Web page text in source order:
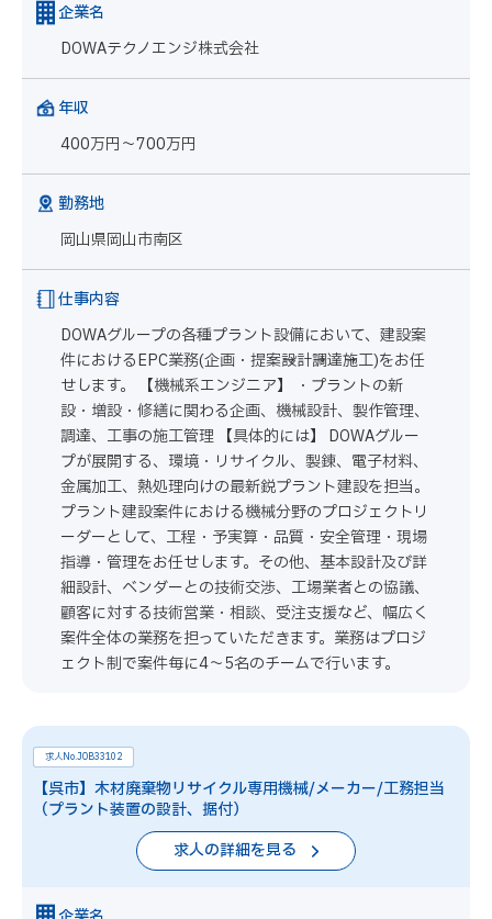
企業名
DOWAテクノエンジ株式会社
年収
400万円～700万円
勤務地
岡山県岡山市南区
仕事内容
DOWAグループの各種プラント設備において、建設案
件におけるEPC業務(企画・提案→設計→調達→施工)をお任
せします。 【機械系エンジニア】 ・プラントの新
設・増設・修繕に関わる企画、機械設計、製作管理、
調達、工事の施工管理 【具体的には】 DOWAグルー
プが展開する、環境・リサイクル、製錬、電子材料、
金属加工、熱処理向けの最新鋭プラント建設を担当。
プラント建設案件における機械分野のプロジェクトリ
ーダーとして、工程・予実算・品質・安全管理・現場
指導・管理をお任せします。その他、基本設計及び詳
細設計、ベンダーとの技術交渉、工場業者との協議、
顧客に対する技術営業・相談、受注支援など、幅広く
案件全体の業務を担っていただきます。業務はプロジ
ェクト制で案件毎に4～5名のチームで行います。
求人No.JOB33102
【呉市】木材廃棄物リサイクル専用機械/メーカー/工務担当
（プラント装置の設計、据付）
求人の詳細を見る